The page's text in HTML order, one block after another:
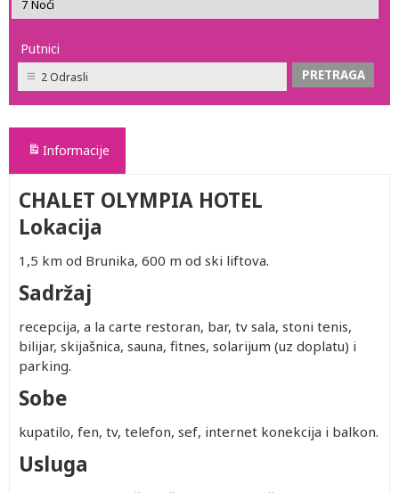
Putnici
2 Odrasli
Informacije
CHALET OLYMPIA HOTEL
Lokacija
1,5 km od Brunika, 600 m od ski liftova.
Sadržaj
recepcija, a la carte restoran, bar, tv sala, stoni tenis,
bilijar, skijašnica, sauna, fitnes, solarijum (uz doplatu) i
parking.
Sobe
kupatilo, fen, tv, telefon, sef, internet konekcija i balkon.
Usluga